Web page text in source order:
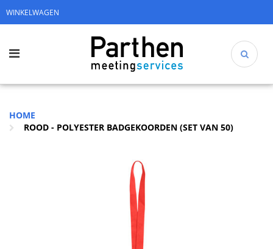
WINKELWAGEN
HOME
ROOD - POLYESTER BADGEKOORDEN (SET VAN 50)